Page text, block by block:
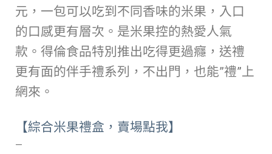
元，一包可以吃到不同香味的米果，入口
的口感更有層次。是米果控的熱愛人氣
款。得倫食品特別推出吃得更過癮，送禮
更有面的伴手禮系列，不出門，也能”禮”上
網來。
【綜合米果禮盒，賣場點我】
—